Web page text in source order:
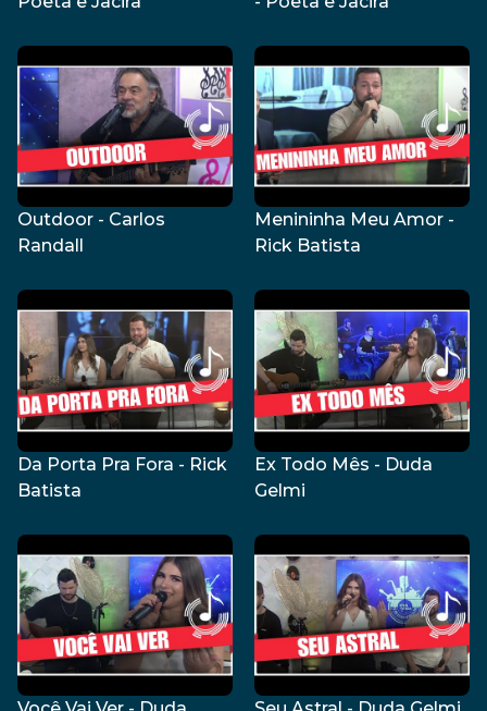
Outdoor - Carlos
Randall
Menininha Meu Amor -
Rick Batista
Da Porta Pra Fora - Rick
Batista
Ex Todo Mês - Duda
Gelmi